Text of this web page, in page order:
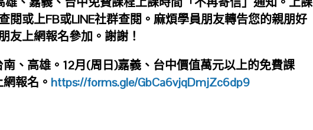
閱或上FB或LINE社群查閱。麻煩學員朋友轉告您的親朋好
友上網報名參加。謝謝！
南、高雄。12月(周日)嘉義、台中價值萬元以上的免費課
報名。 https://forms.gle/GbCa6vjqDmjZc6dp9